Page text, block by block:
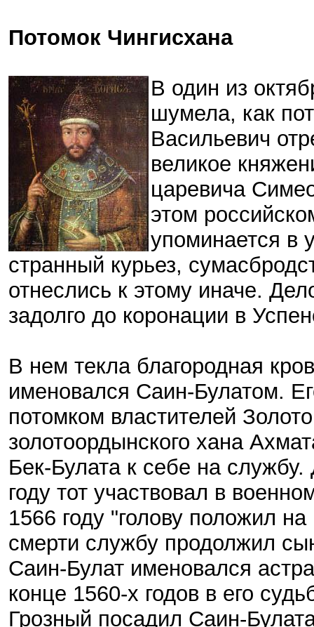
Потомок Чингисхана
В один из
шумела, как
Васильевич
великое
царевича
этом
упоминается в
странный курьез,
отнеслись к этому иначе.
задолго до коронации в
В нем текла благородная
именовался Саин-Булатом.
потомком властителей
золотоордынского хана
Бек-Булата к себе на
году тот участвовал в
1566 году "голову положил
смерти службу продолжил
Саин-Булат именовался
конце 1560-х годов в его
Грозный посадил Саин-